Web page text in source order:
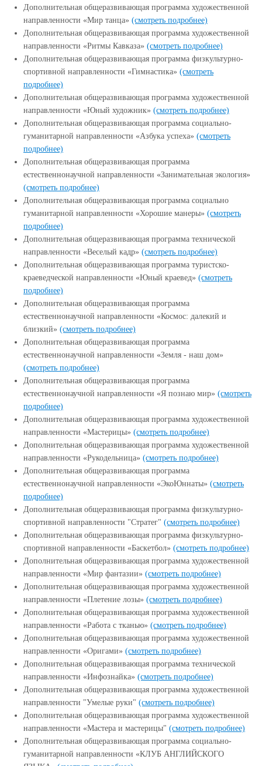
Дополнительная общеразвивающая программа художественной
направленности «Мир танца» (смотреть подробнее)
Дополнительная общеразвивающая программа художественной
направленности «Ритмы Кавказа» (смотреть подробнее)
Дополнительная общеразвивающая программа физкультурно-
спортивной направленности «Гимнастика» (смотреть
подробнее)
Дополнительная общеразвивающая программа художественной
направленности «Юный художник» (смотреть подробнее)
Дополнительная общеразвивающая программа социально-
гуманитарной направленности «Азбука успеха» (смотреть
подробнее)
Дополнительная общеразвивающая программа
естественнонаучной направленности «Занимательная экология»
(смотреть подробнее)
Дополнительная общеразвивающая программа социально
гуманитарной направленности «Хорошие манеры» (смотреть
подробнее)
Дополнительная общеразвивающая программа технической
направленности «Веселый кадр» (смотреть подробнее)
Дополнительная общеразвивающая программа туристско-
краеведческой направленности «Юный краевед» (смотреть
подробнее)
Дополнительная общеразвивающая программа
естественнонаучной направленности «Космос: далекий и
близкий» (смотреть подробнее)
Дополнительная общеразвивающая программа
естественнонаучной направленности «Земля - наш дом»
(смотреть подробнее)
Дополнительная общеразвивающая программа
естественнонаучной направленности «Я познаю мир» (смотреть
подробнее)
Дополнительная общеразвивающая программа художественной
направленности «Мастерицы» (смотреть подробнее)
Дополнительная общеразвивающая программа художественной
направленности «Рукодельница» (смотреть подробнее)
Дополнительная общеразвивающая программа
естественнонаучной направленности «ЭкоЮннаты» (смотреть
подробнее)
Дополнительная общеразвивающая программа физкультурно-
спортивной направленности "Стратег" (смотреть подробнее)
Дополнительная общеразвивающая программа физкультурно-
спортивной направленности «Баскетбол» (смотреть подробнее)
Дополнительная общеразвивающая программа художественной
направленности «Мир фантазии» (смотреть подробнее)
Дополнительная общеразвивающая программа художественной
направленности «Плетение лозы» (смотреть подробнее)
Дополнительная общеразвивающая программа художественной
направленности «Работа с тканью» (смотреть подробнее)
Дополнительная общеразвивающая программа художественной
направленности «Оригами» (смотреть подробнее)
Дополнительная общеразвивающая программа технической
направленности «Инфознайка» (смотреть подробнее)
Дополнительная общеразвивающая программа художественной
направленности "Умелые руки" (смотреть подробнее)
Дополнительная общеразвивающая программа художественной
направленности «Мастера и мастерицы" (смотреть подробнее)
Дополнительная общеразвивающая программа социально-
гуманитарной направленности «КЛУБ АНГЛИЙСКОГО